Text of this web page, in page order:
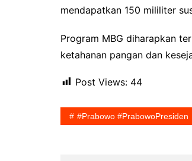
mendapatkan 150 mililiter
Program MBG diharapkan
ketahanan pangan dan
Post Views: 44
#Prabowo #PrabowoPresiden